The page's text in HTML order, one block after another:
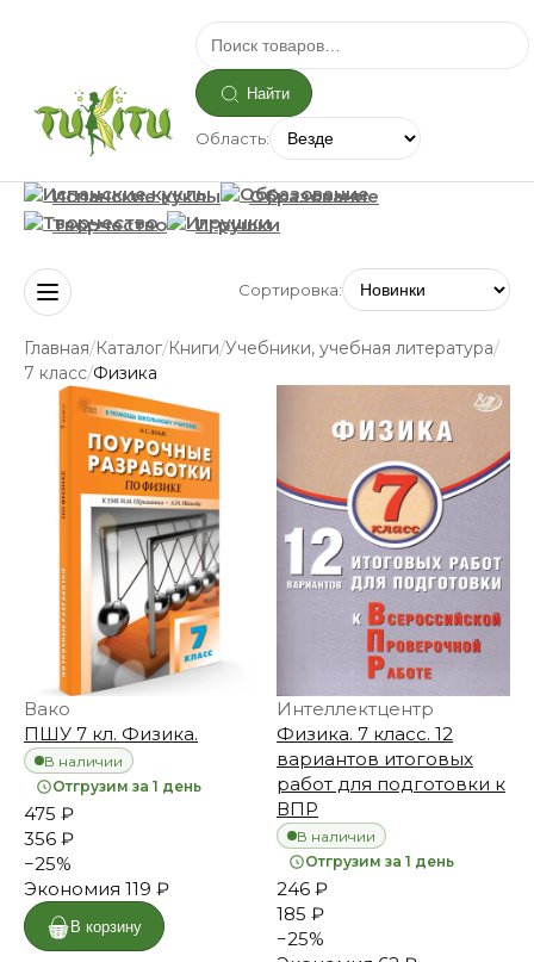
Найти
Область:
Испанские куклы
Образование
Творчество
Игрушки
Сортировка:
Главная/Каталог/Книги/Учебники, учебная литература/
7 класс/Физика
Вако
ПШУ 7 кл. Физика.
В наличии
Отгрузим за 1 день
475 ₽
356 ₽
−25%
Экономия 119 ₽
В корзину
Интеллектцентр
Физика. 7 класс. 12
вариантов итоговых
работ для подготовки к
ВПР
В наличии
Отгрузим за 1 день
246 ₽
185 ₽
−25%